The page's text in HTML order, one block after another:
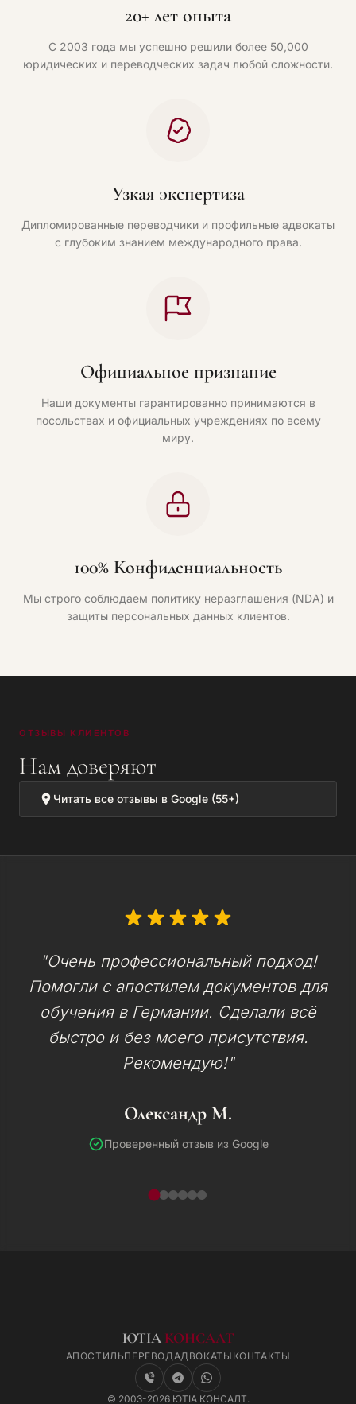
20+ лет опыта
С 2003 года мы успешно решили более 50,000
юридических и переводческих задач любой сложности.
Узкая экспертиза
Дипломированные переводчики и профильные адвокаты
с глубоким знанием международного права.
Официальное признание
Наши документы гарантированно принимаются в
посольствах и официальных учреждениях по всему
миру.
100% Конфиденциальность
Мы строго соблюдаем политику неразглашения (NDA) и
защиты персональных данных клиентов.
ОТЗЫВЫ КЛИЕНТОВ
Нам доверяют
Читать все отзывы в Google (55+)
"Очень профессиональный подход!
Помогли с апостилем документов для
обучения в Германии. Сделали всё
быстро и без моего присутствия.
Рекомендую!"
Олександр М.
Проверенный отзыв из Google
ЮТІА КОНСАЛТ
АПОСТИЛЬПЕРЕВОДАДВОКАТЫ КОНТАКТЫ
© 2003-2026 ЮТІА КОНСАЛТ.